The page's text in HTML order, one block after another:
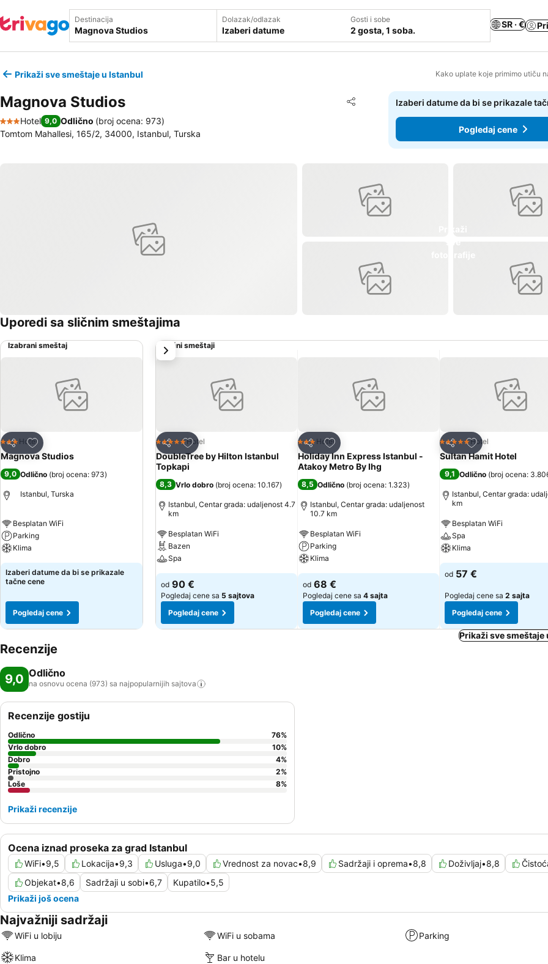
Destinacija Dolazak/odlazak
Izaberi datume
Gosti i sobe
2 gosta, 1 soba.
SR · €
Prikaži sve smeštaje u Istanbul Kako uplate koje primimo utiču
Magnova Studios Deli
Dodati u favorite
3 Zvezdice
Hotel 9,0 Odlično (broj ocena: 973)
Tomtom Mahallesi, 165/2, 34000, Istanbul, Turska
Izaberi datume da bi se prikazale
Pogledaj cene
Uporedi sa sličnim smeštajima
Izabrani smeštaj
Deli
Dodati u favorite
3 Zvezdice
Hotel
Magnova Studios
9,0 Odlično (broj ocena: 973)
Istanbul, Turska
Besplatan WiFi
Parking
Klima
Izaberi datume da bi se prikazale
tačne cene
Pogledaj cene
Slični smeštaji
Deli
Dodati u favorite
5 ZvezdiceHotel
DoubleTree by Hilton Istanbul
Topkapi
8,3 Vrlo dobro (broj ocena: 10.167)
Istanbul, Centar grada: udaljenost 4.7
km
Besplatan WiFi
Bazen
Spa
od 90 €
Pogledaj cene sa 5 sajtova
Pogledaj cene
Deli
Dodati u favorite
3 Zvezdice
Hotel
Holiday Inn Express Istanbul -
Atakoy Metro By Ihg
8,5 Odlično (broj ocena: 1.323)
Istanbul, Centar grada: udaljenost
10.7 km
Besplatan WiFi
Parking
Klima
od 68 €
Pogledaj cene sa 4 sajta
Pogledaj cene
Deli
Dodati u favorite
5 ZvezdiceHotel
Sultan Hamit Hotel
9,1 Odlično (broj ocena:
Istanbul, Centar grada:
km
Besplatan WiFi
Spa
Klima
od 57 €
Pogledaj cene sa 2 sajta
Pogledaj cene
sledeće
Prikaži sve smeštaje
Recenzije
9,0 Odlično
na osnovu ocena (973) sa najpopularnijih sajtova
Ocena iznad proseka za grad Istanbul
WiFi•9,5 Lokacija•9,3 Usluga•9,0 Vrednost za novac•8,9 Sadržaji i oprema•8,8 Doživljaj•8,8
Objekat•8,6 Sadržaji u sobi•6,7 Kupatilo•5,5
Prikaži još ocena
Recenzije gostiju
Odlično 76%
Vrlo dobro
10%
Dobro
4%
Pristojno
2%
Loše
8%
Prikaži recenzije
Najvažniji sadržaji
WiFi u lobiju WiFi u sobama Parking
Klima
Bar u hotelu